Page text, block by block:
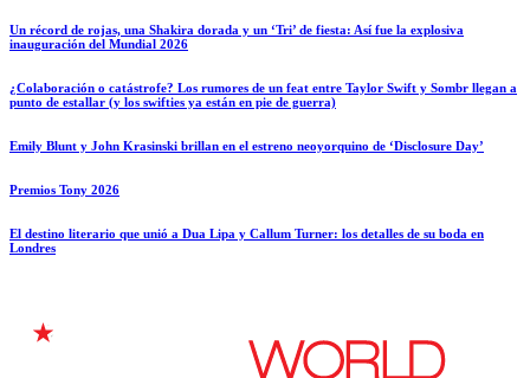
Un récord de rojas, una Shakira dorada y un ‘Tri’ de fiesta: Así fue la explosiva
inauguración del Mundial 2026
¿Colaboración o catástrofe? Los rumores de un feat entre Taylor Swift y Sombr llegan a
punto de estallar (y los swifties ya están en pie de guerra)
Emily Blunt y John Krasinski brillan en el estreno neoyorquino de ‘Disclosure Day’
Premios Tony 2026
El destino literario que unió a Dua Lipa y Callum Turner: los detalles de su boda en
Londres